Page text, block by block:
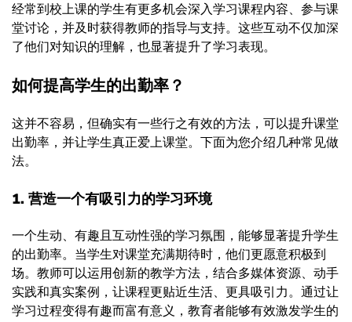
经常到校上课的学生有更多机会深入学习课程内容、参与课
堂讨论，并及时获得教师的指导与支持。这些互动不仅加深
了他们对知识的理解，也显著提升了学习表现。
如何提高学生的出勤率？
这并不容易，但确实有一些行之有效的方法，可以提升课堂
出勤率，并让学生真正爱上课堂。下面为您介绍几种常见做
法。
1. 营造一个有吸引力的学习环境
一个生动、有趣且互动性强的学习氛围，能够显著提升学生
的出勤率。当学生对课堂充满期待时，他们更愿意积极到
场。教师可以运用创新的教学方法，结合多媒体资源、动手
实践和真实案例，让课程更贴近生活、更具吸引力。通过让
学习过程变得有趣而富有意义，教育者能够有效激发学生的